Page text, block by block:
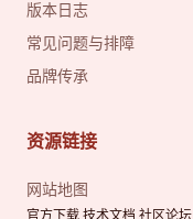
版本日志
常见问题与排障
品牌传承
资源链接
网站地图
官方下载 技术文档 社区论坛